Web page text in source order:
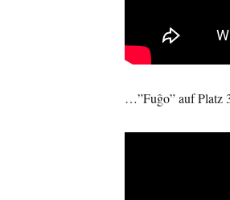
…”Fuĝo” auf